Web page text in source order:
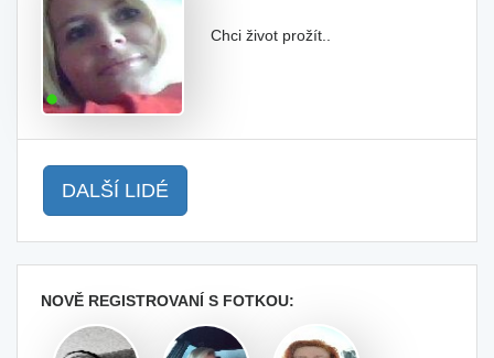
Chci život prožít..
DALŠÍ LIDÉ
NOVĚ REGISTROVANÍ S FOTKOU: